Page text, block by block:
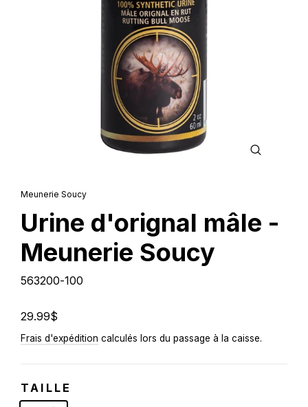
Meunerie Soucy
Urine d'orignal mâle -
Meunerie Soucy
563200-100
Prix
régulier
29.99$
Frais d'expédition calculés lors du passage à la caisse.
TAILLE